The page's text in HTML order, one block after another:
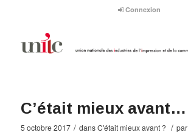
Connexion
C’était mieux avant…
5 octobre 2017 / dansC'était mieux avant ? / par